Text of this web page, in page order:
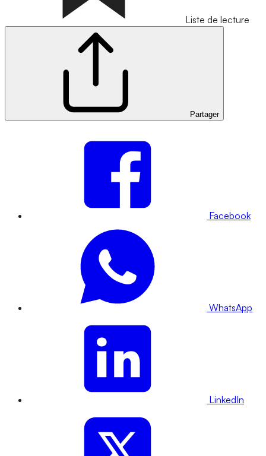
Liste de lecture
Partager
Facebook
WhatsApp
LinkedIn